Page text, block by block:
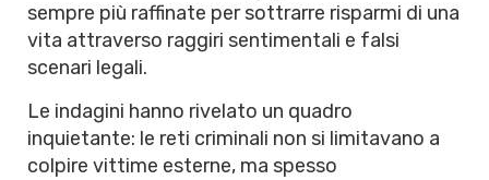
sempre più raffinate per sottrarre risparmi di una
vita attraverso raggiri sentimentali e falsi
scenari legali.
Le indagini hanno rivelato un quadro
inquietante: le reti criminali non si limitavano a
colpire vittime esterne, ma spesso